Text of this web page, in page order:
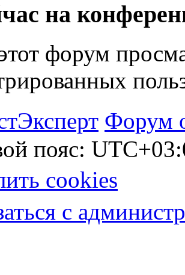
на
форум
Форум
пояс:
cookies
с